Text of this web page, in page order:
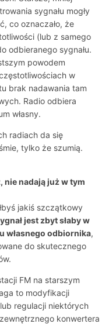
sygnału mogły
co oznaczało, że
(lub z samego
odbieranego sygnału.
powodem
w
brak nadawania tam
Radio odbiera
własny.
radiach da się
tylko że szumią.
nie nadają już w tym
jakiś szczątkowy
jest zbyt słaby w
własnego odbiornika,
do skutecznego
FM na starszym
to modyfikacji
regulacji niektórych
konwertera